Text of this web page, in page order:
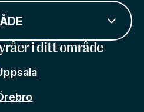
i ditt område